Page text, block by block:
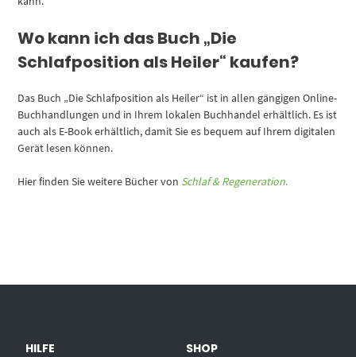
Wo kann ich das Buch „Die
Schlafposition als Heiler“ kaufen?
Das Buch „Die Schlafposition als Heiler“ ist in allen gängigen Online-
Buchhandlungen und in Ihrem lokalen Buchhandel erhältlich. Es ist
auch als E-Book erhältlich, damit Sie es bequem auf Ihrem digitalen
Gerät lesen können.
Hier finden Sie weitere Bücher von Schlaf & Regeneration.
HILFE SHOP